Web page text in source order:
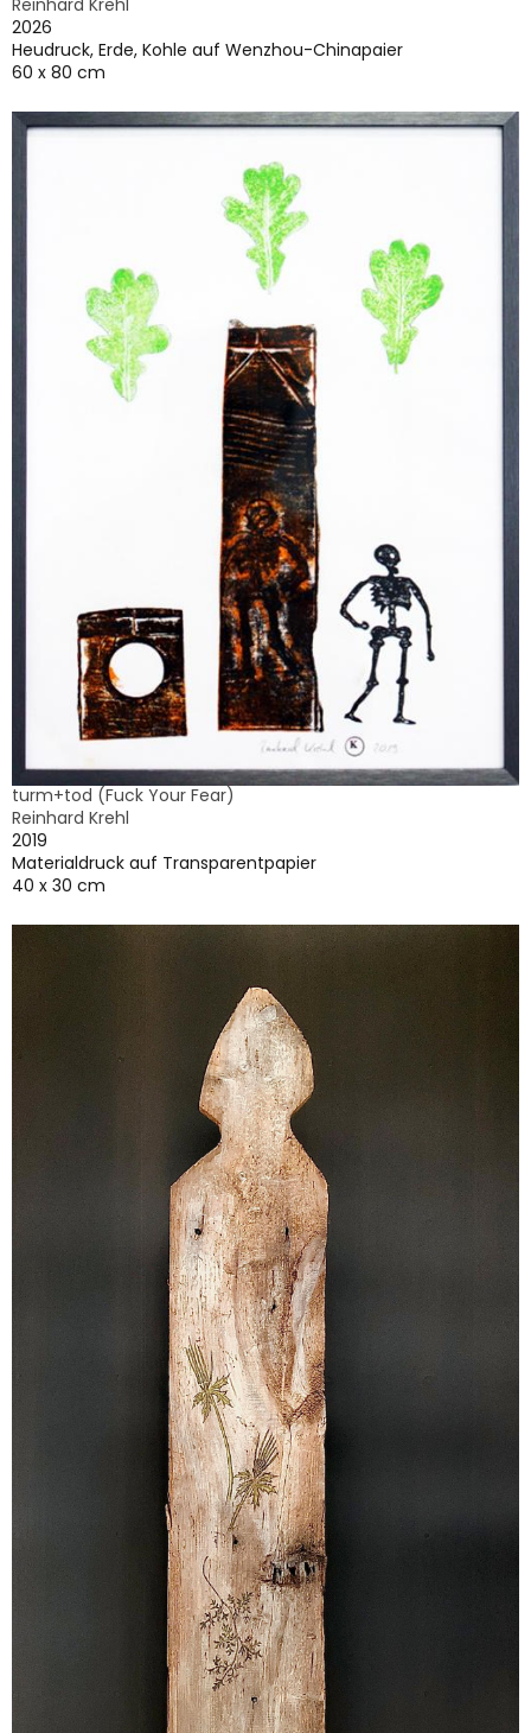
2026
Heudruck, Erde, Kohle auf Wenzhou-Chinapaier
60 x 80 cm
turm+tod (Fuck Your Fear)
Reinhard Krehl
2019
Materialdruck auf Transparentpapier
40 x 30 cm